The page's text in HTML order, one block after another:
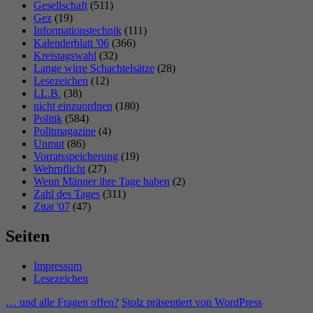
Gesellschaft (511)
Gez (19)
Informationstechnik (111)
Kalenderblatt '06 (366)
Kreistagswahl (32)
Lange wirre Schachtelsätze (28)
Lesezeichen (12)
LL.B. (38)
nicht einzuordnen (180)
Politik (584)
Politmagazine (4)
Unmut (86)
Vorratsspeicherung (19)
Wehrpflicht (27)
Wenn Männer ihre Tage haben (2)
Zahl des Tages (311)
Zitat '07 (47)
Seiten
Impressum
Lesezeichen
… und alle Fragen offen? Stolz präsentiert von WordPress